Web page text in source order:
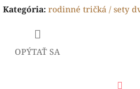
Kategória: rodinné tričká / sety
OPÝTAŤ SA